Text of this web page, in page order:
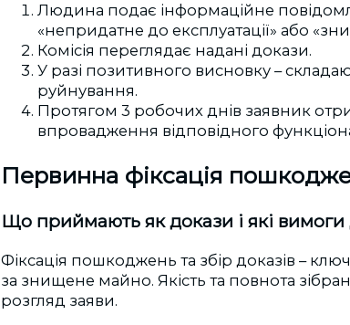
Людина подає інформаційне
«непридатне до експлуатації» або
Комісія переглядає надані докази.
У разі позитивного висновку –
руйнування.
Протягом 3 робочих днів заявник
впровадження відповідного
Первинна фіксація
Що приймають як докази і які вимоги
Фіксація пошкоджень та збір доказів –
за знищене майно. Якість та повнота
розгляд заяви.